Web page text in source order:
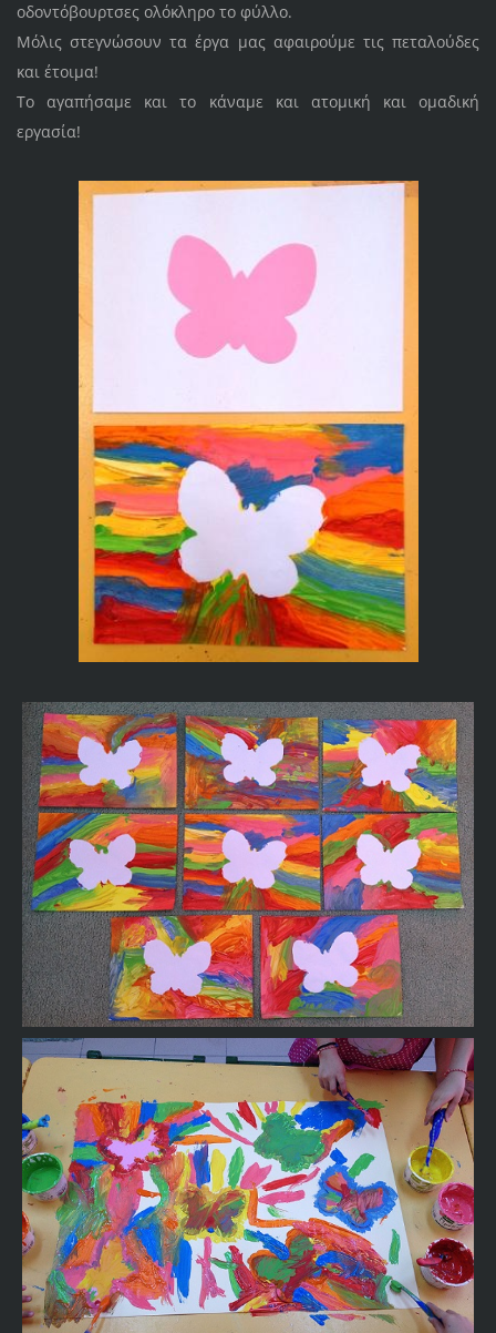
οδοντόβουρτσες ολόκληρο το φύλλο.
Μόλις στεγνώσουν τα έργα μας αφαιρούμε τις πεταλούδες
και έτοιμα!
Το αγαπήσαμε και το κάναμε και ατομική και ομαδική
εργασία!